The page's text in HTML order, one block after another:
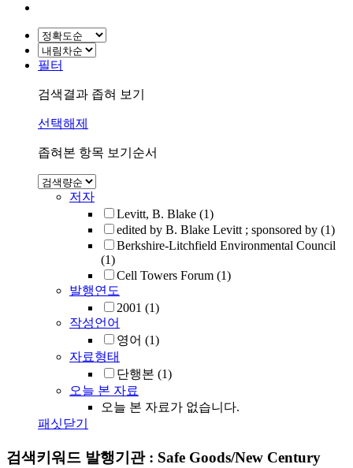
필터
검색결과 좁혀 보기
선택해제
좁혀본 항목 보기순서
저자
Levitt, B. Blake (1)
edited by B. Blake Levitt ; sponsored by (1)
Berkshire-Litchfield Environmental Council
(1)
Cell Towers Forum (1)
발행연도
2001 (1)
작성언어
영어 (1)
자료형태
단행본 (1)
오늘 본 자료
오늘 본 자료가 없습니다.
패싯닫기
검색키워드 발행기관 : Safe Goods/New Century